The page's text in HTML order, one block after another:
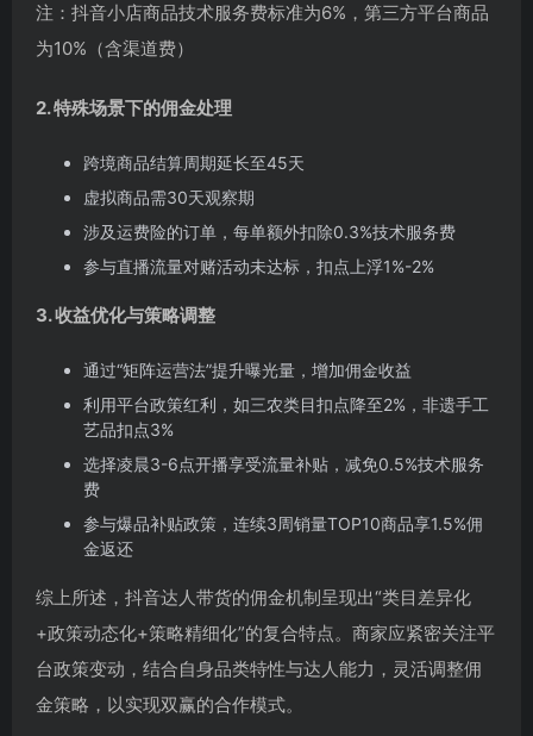
注：抖音小店商品技术服务费标准为6%，第三方平台商品
为10%（含渠道费）
2. 特殊场景下的佣金处理
跨境商品结算周期延长至45天
虚拟商品需30天观察期
涉及运费险的订单，每单额外扣除0.3%技术服务费
参与直播流量对赌活动未达标，扣点上浮1%-2%
3. 收益优化与策略调整
通过“矩阵运营法”提升曝光量，增加佣金收益
利用平台政策红利，如三农类目扣点降至2%，非遗手工
艺品扣点3%
选择凌晨3-6点开播享受流量补贴，减免0.5%技术服务
费
参与爆品补贴政策，连续3周销量TOP10商品享1.5%佣
金返还
综上所述，抖音达人带货的佣金机制呈现出“类目差异化
+政策动态化+策略精细化”的复合特点。商家应紧密关注平
台政策变动，结合自身品类特性与达人能力，灵活调整佣
金策略，以实现双赢的合作模式。